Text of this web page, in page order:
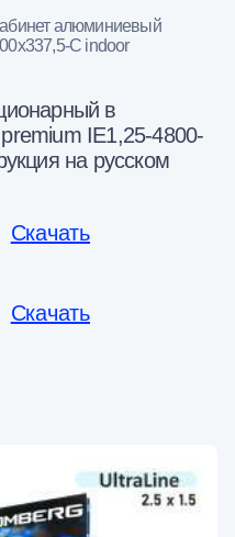
алюминиевый
C indoor
в
IE1,25-4800-
на русском
Скачать
Скачать